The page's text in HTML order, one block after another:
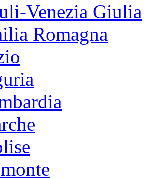
Venezia Giulia
Romagna